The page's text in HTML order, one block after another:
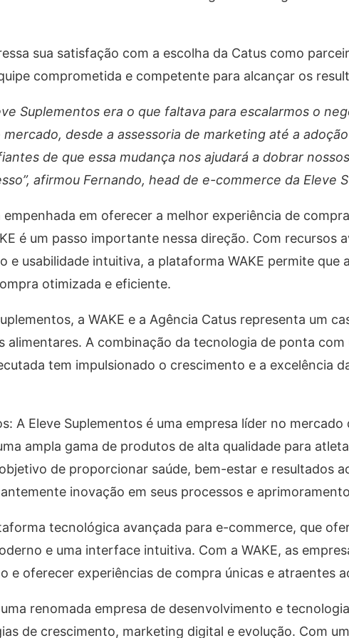
sua satisfação com a escolha da Catus como
comprometida e competente para alcançar os
Suplementos era o que faltava para escalarmos o
desde a assessoria de marketing até a adoção
de que essa mudança nos ajudará a dobrar
afirmou Fernando, head de e-commerce da Eleve
empenhada em oferecer a melhor experiência de
é um passo importante nessa direção. Com recursos
e usabilidade intuitiva, a plataforma WAKE permite que
otimizada e eficiente.
a WAKE e a Agência Catus representa um
alimentares. A combinação da tecnologia de ponta
tem impulsionado o crescimento e a excelência
A Eleve Suplementos é uma empresa líder no
ampla gama de produtos de alta qualidade para
de proporcionar saúde, bem-estar e resultados
inovação em seus processos e
tecnológica avançada para e-commerce, que
e uma interface intuitiva. Com a WAKE, as
e oferecer experiências de compra únicas e atraentes
renomada empresa de desenvolvimento e
de crescimento, marketing digital e evolução. Com